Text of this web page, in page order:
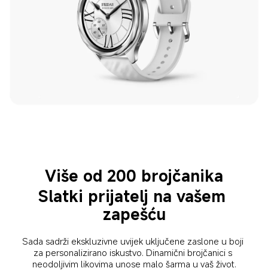
Više od 200 brojčanika
Slatki prijatelj na vašem
zapešću
Sada sadrži ekskluzivne uvijek uključene zaslone u boji
za personalizirano iskustvo. Dinamični brojčanici s
neodoljivim likovima unose malo šarma u vaš život.